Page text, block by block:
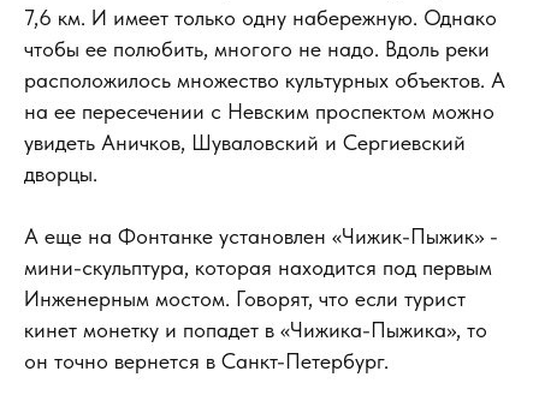
7,6 км. И имеет только одну набережную. Однако
чтобы ее полюбить, многого не надо. Вдоль реки
расположилось множество культурных объектов. А
на ее пересечении с Невским проспектом можно
увидеть Аничков, Шуваловский и Сергиевский
дворцы.
А еще на Фонтанке установлен «Чижик-Пыжик» -
мини-скульптура, которая находится под первым
Инженерным мостом. Говорят, что если турист
кинет монетку и попадет в «Чижика-Пыжика», то
он точно вернется в Санкт-Петербург.